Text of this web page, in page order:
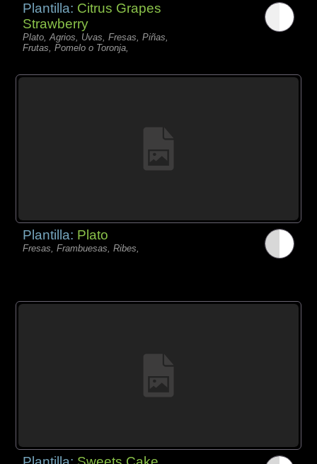
Plantilla: Citrus Grapes
Strawberry
Plato, Agrios, Uvas, Fresas, Piñas,
Frutas, Pomelo o Toronja,
Plantilla: Plato
Fresas, Frambuesas, Ribes,